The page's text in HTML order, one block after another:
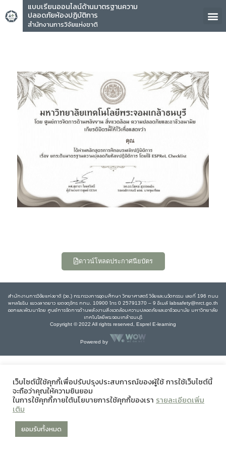
แบบเรียนออนไลน์ด้านมาตรฐานความ
ปลอดภัยห้องปฏิบัติการ
สำนักงานการวิจัยแห่งชาติ
คุณ
ดาวน์โหลดประกาศนียบัตร
สำนักงานการวิจัยแห่งชาติ (วช.) กระทรวงการอุดมศึกษา วิทยาศาสตร์ วิจัยและนวัตกรรม เลขที่ 196 ถนน
พหลโยธิน แขวงลาดยาว เขตจตุจักร กทม. 10900 โทร 0 25791370 – 9 อีเมล์ labsafety@nrct.go.th
ออกและพัฒนาโดย ศูนย์การจัดการด้านพลังงานสิ่งแวดล้อมความปลอดภัยและอาชีวอนามัย มหาวิทยาลัย
เทคโนโลยีพระจอมเกล้าธนบุรี
Copyright © 2022 All rights reserved, Esprel E-learning
Powered by
เว็บไซต์นี้ใช้คุกกี้เพื่อปรับปรุงประสบการณ์ของผู้ใช้ การใช้เว็บไซต์นี้
จะถือว่าคุณให้ความยินยอม
ในการใช้คุกกี้ภายใต้นโยบายการใช้คุกกี้ของเรา รายละเอียดเพิ่ม
เติม
ยอมรับทั้งหมด